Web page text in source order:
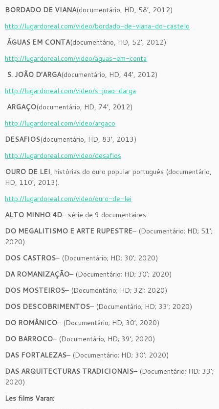
BORDADO DE VIANA(documentário, HD, 58’, 2012)
http://lugardoreal.com/video/bordado-de-viana-do-castelo
ÁGUAS EM CONTA(documentário, HD, 52’, 2012)
http://lugardoreal.com/video/aguas-em-conta
S. JOÃO D’ARGA(documentário, HD, 44’, 2012)
http://lugardoreal.com/video/s-joao-darga
ARGAÇO(documentário, HD, 74’, 2012)
http://lugardoreal.com/video/argaco
DESAFIOS(documentário, HD, 83’, 2013)
http://lugardoreal.com/video/desafios
OURO DE LEI, histórias do ouro popular português (documentário,
HD, 110’, 2013).
http://lugardoreal.com/video/ouro-de-lei
ALTO MINHO 4D– série de 9 documentaires:
DO MEGALITISMO E ARTE RUPESTRE– (Documentário; HD; 51’;
2020)
DOS CASTROS– (Documentário; HD; 30’; 2020)
DA ROMANIZAÇÃO– (Documentário; HD; 30’; 2020)
DOS MOSTEIROS– (Documentário; HD; 32’; 2020)
DOS DESCOBRIMENTOS– (Documentário; HD; 33’; 2020)
DO ROMÂNICO– (Documentário; HD; 30’; 2020)
DO BARROCO– (Documentário; HD; 39’; 2020)
DAS FORTALEZAS– (Documentário; HD; 30’; 2020)
DAS ARQUITECTURAS TRADICIONAIS– (Documentário; HD; 33’;
2020)
Les films Varan: